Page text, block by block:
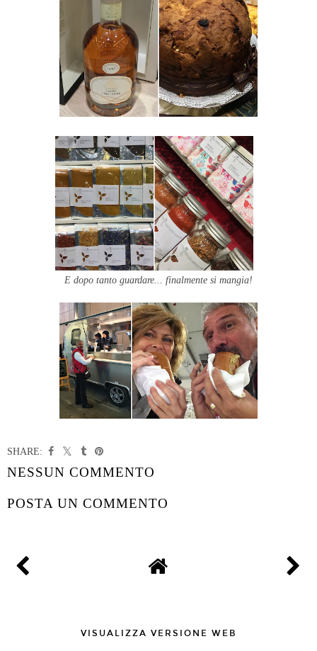
E dopo tanto guardare... finalmente si mangia!
SHARE:
NESSUN COMMENTO
POSTA UN COMMENTO
VISUALIZZA VERSIONE WEB